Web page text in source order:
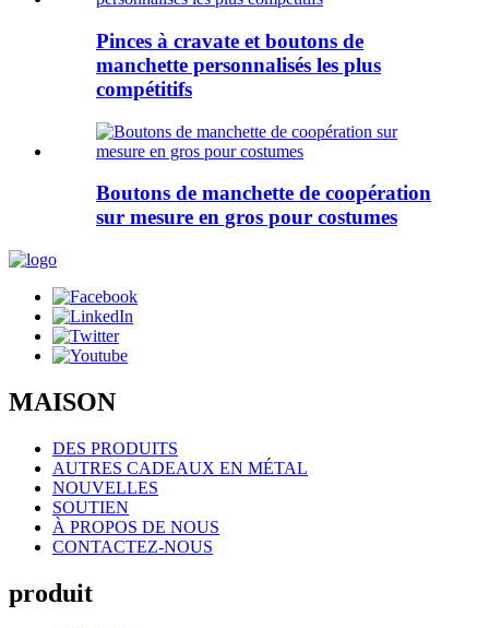
Pinces à cravate et boutons de
manchette personnalisés les plus
compétitifs
Boutons de manchette de coopération
sur mesure en gros pour costumes
MAISON
DES PRODUITS
AUTRES CADEAUX EN MÉTAL
NOUVELLES
SOUTIEN
À PROPOS DE NOUS
CONTACTEZ-NOUS
produit